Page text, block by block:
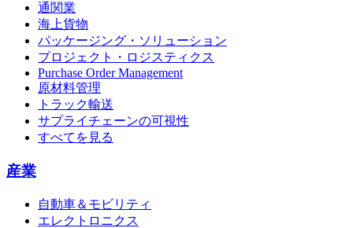
通関業
海上貨物
パッケージング・ソリューション
プロジェクト・ロジスティクス
Purchase Order Management
原材料管理
トラック輸送
サプライチェーンの可視性
すべてを見る
産業
自動車＆モビリティ
エレクトロニクス